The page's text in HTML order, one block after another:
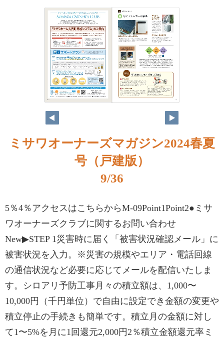
ミサワオーナーズマガジン2024春夏
号（戸建版）
9/36
5％4％アクセスはこちらからM-09Point1Point2●ミサ
ワオーナーズクラブに関するお問い合わせ
New▶STEP 1災害時に届く「被害状況確認メール」に
被害状況を入力。※災害の規模やエリア・電話回線
の通信状況など必要に応じてメールを配信いたしま
す。シロアリ予防工事月々の積立額は、1,000〜
10,000円（千円単位）で自由に設定でき金額の変更や
積立停止の手続きも簡単です。積立月の金額に対し
て1〜5%を月に1回還元2,000円2％積立金額還元率ミ